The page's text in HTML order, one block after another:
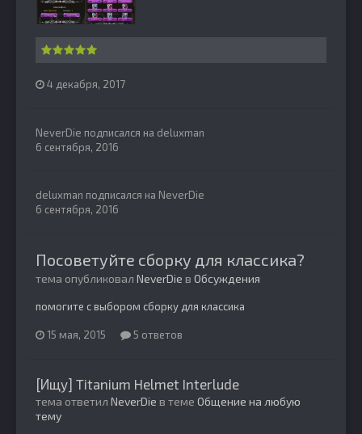
4 декабря, 2017
NeverDie подписался на deluxman
6 сентября, 2016
deluxman подписался на NeverDie
6 сентября, 2016
Посоветуйте сборку для классика?
тема опубликовал NeverDie в Обсуждения
помогите с выбором сборку для классика
15 мая, 2015 5 ответов
[Ищу] Titanium Helmet Interlude
тема ответил NeverDie в теме Общение на любую
тему